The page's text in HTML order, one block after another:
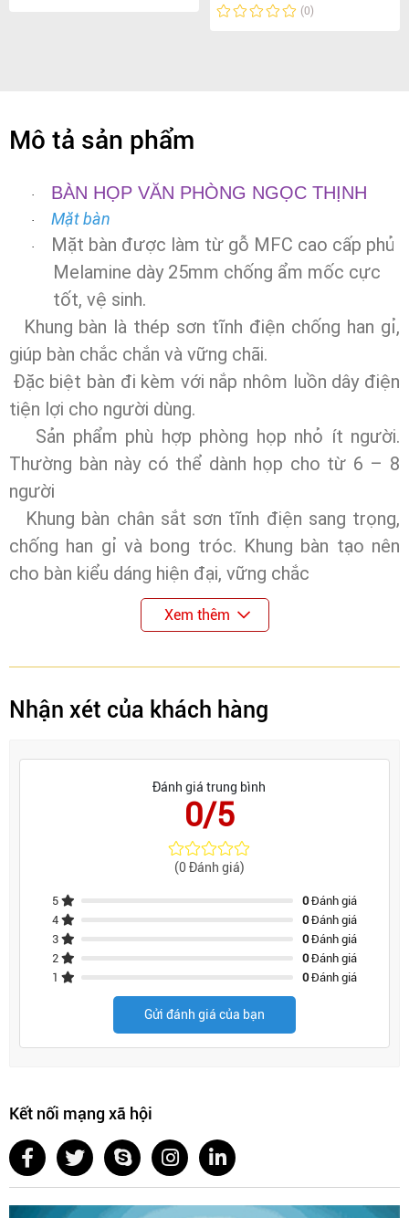
(0)
Mô tả sản phẩm
· BÀN HỌP VĂN PHÒNG NGỌC THỊNH
· Mặt bàn
· Mặt bàn được làm từ gỗ MFC cao cấp phủ
Melamine dày 25mm chống ẩm mốc cực
tốt, vệ sinh.
Khung bàn là thép sơn tĩnh điện chống han gỉ,
giúp bàn chắc chắn và vững chãi.
Đặc biệt bàn đi kèm với nắp nhôm luồn dây điện
tiện lợi cho người dùng.
Sản phẩm phù hợp phòng họp nhỏ ít người.
Thường bàn này có thể dành họp cho từ 6 – 8
người
Khung bàn chân sắt sơn tĩnh điện sang trọng,
chống han gỉ và bong tróc. Khung bàn tạo nên
cho bàn kiểu dáng hiện đại, vững chắc
Xem thêm
Nhận xét của khách hàng
Đánh giá trung bình
0/5
(0 Đánh giá)
5 0Đánh giá
4
0Đánh giá
3
0Đánh giá
2
0Đánh giá
1
0Đánh giá
Gửi đánh giá của bạn
Kết nối mạng xã hội